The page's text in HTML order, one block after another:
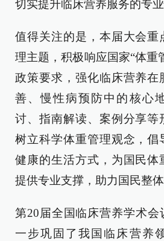
切实提升临床营养服务的专业
值得关注的是，本届大会重
理主题，积极响应国家“体重
政策要求，强化临床营养在
善、慢性病预防中的核心
讨、指南解读、案例分享等
树立科学体重管理观念，倡
健康的生活方式，为国民体
提供专业支撑，助力国民整体
第20届全国临床营养学术会
一步巩固了我国临床营养